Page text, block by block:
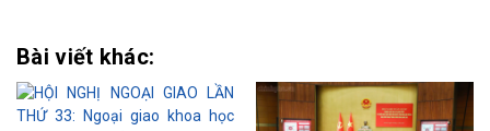
Bài viết khác: